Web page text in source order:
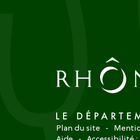
Plan du site